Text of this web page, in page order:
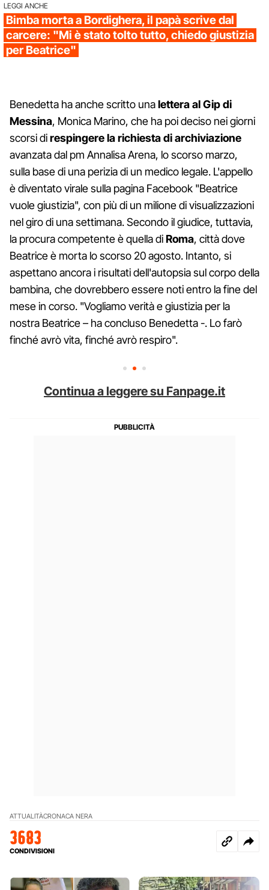
LEGGI ANCHE
Bimba morta a Bordighera, il papà scrive dal
carcere: "Mi è stato tolto tutto, chiedo giustizia
per Beatrice"
Benedetta ha anche scritto unalettera al Gip di
Messina, Monica Marino, che ha poi deciso nei giorni
scorsi direspingere la richiesta di archiviazione
avanzata dal pm Annalisa Arena, lo scorso marzo,
sulla base di una perizia di un medico legale. L'appello
è diventato virale sulla pagina Facebook "Beatrice
vuole giustizia", con più di un milione di visualizzazioni
nel giro di una settimana. Secondo il giudice, tuttavia,
la procura competente è quella diRoma, città dove
Beatrice è morta lo scorso 20 agosto. Intanto, si
aspettano ancora i risultati dell'autopsia sul corpo della
bambina, che dovrebbero essere noti entro la fine del
mese in corso. "Vogliamo verità e giustizia per la
nostra Beatrice – ha concluso Benedetta -. Lo farò
finché avrò vita, finché avrò respiro".
Continua a leggere su Fanpage.it
ATTUALITÀCRONACA NERA
3683
CONDIVISIONI